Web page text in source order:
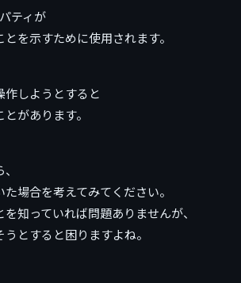
ティが
を示すために使用されます。
作しようとすると
があります。
場合を考えてみてください。
知っていれば問題ありませんが、
とすると困りますよね。